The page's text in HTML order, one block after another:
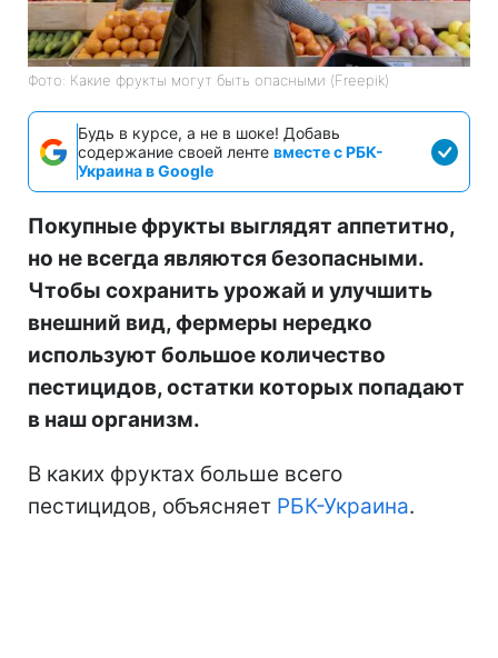
Фото: Какие фрукты могут быть опасными (Freepik)
Будь в курсе, а не в шоке! Добавь
содержание своей ленте вместе с РБК-
Украина в Google
Покупные фрукты выглядят аппетитно,
но не всегда являются безопасными.
Чтобы сохранить урожай и улучшить
внешний вид, фермеры нередко
используют большое количество
пестицидов, остатки которых попадают
в наш организм.
В каких фруктах больше всего
пестицидов, объясняет РБК-Украина.